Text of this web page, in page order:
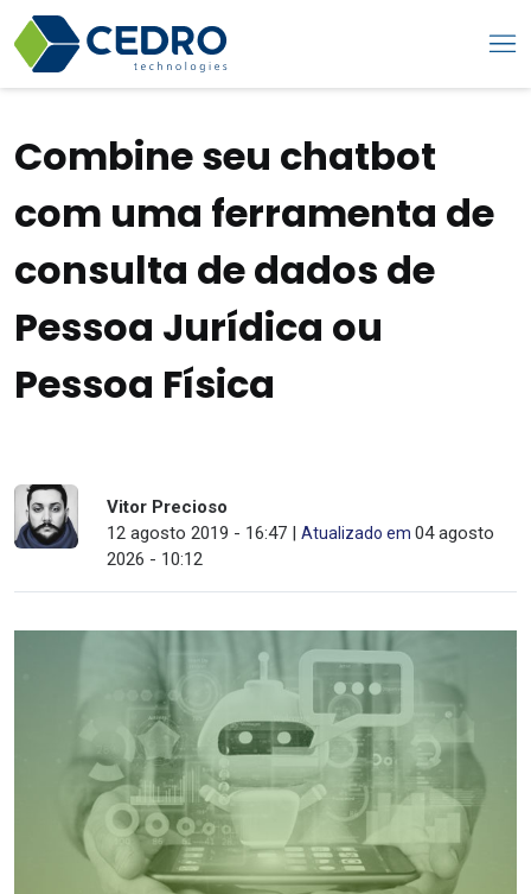
Combine seu chatbot
com uma ferramenta de
consulta de dados de
Pessoa Jurídica ou
Pessoa Física
Vitor Precioso
12 agosto 2019 - 16:47 | Atualizado em 04 agosto
2026 - 10:12